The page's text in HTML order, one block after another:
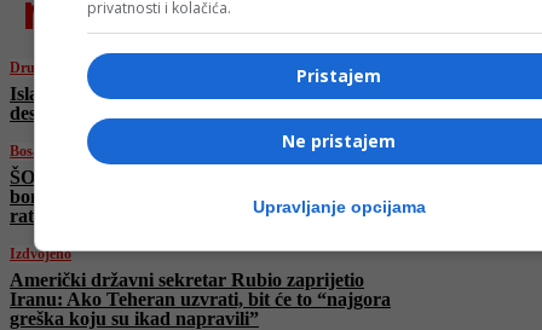
Drugi o nama
Islamske zemlje usvojile Deklaraciju, osudile
destruktivu politiku iz RS-a
Bosanski vjestnik
ŠOKANTNO! Amerika napala Iran MOP
bombama! Je li Trump započeo III svjetski
rat?
Izdvojeno
Američki državni sekretar Rubio zaprijetio
Iranu: Ako Teheran uzvrati, bit će to “najgora
greška koju su ikad napravili”
privatnosti i kolačića.
Pristajem
Ne pristajem
Upravljanje opcijama